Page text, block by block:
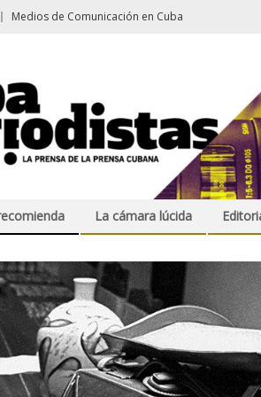
Medios de Comunicación en Cuba
La cámara lúcida